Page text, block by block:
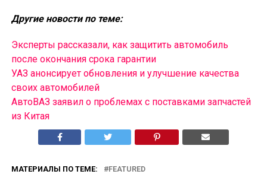
Другие новости по теме:
Эксперты рассказали, как защитить автомобиль
после окончания срока гарантии
УАЗ анонсирует обновления и улучшение качества
своих автомобилей
АвтоВАЗ заявил о проблемах с поставками запчастей
из Китая
МАТЕРИАЛЫ ПО ТЕМЕ: FEATURED